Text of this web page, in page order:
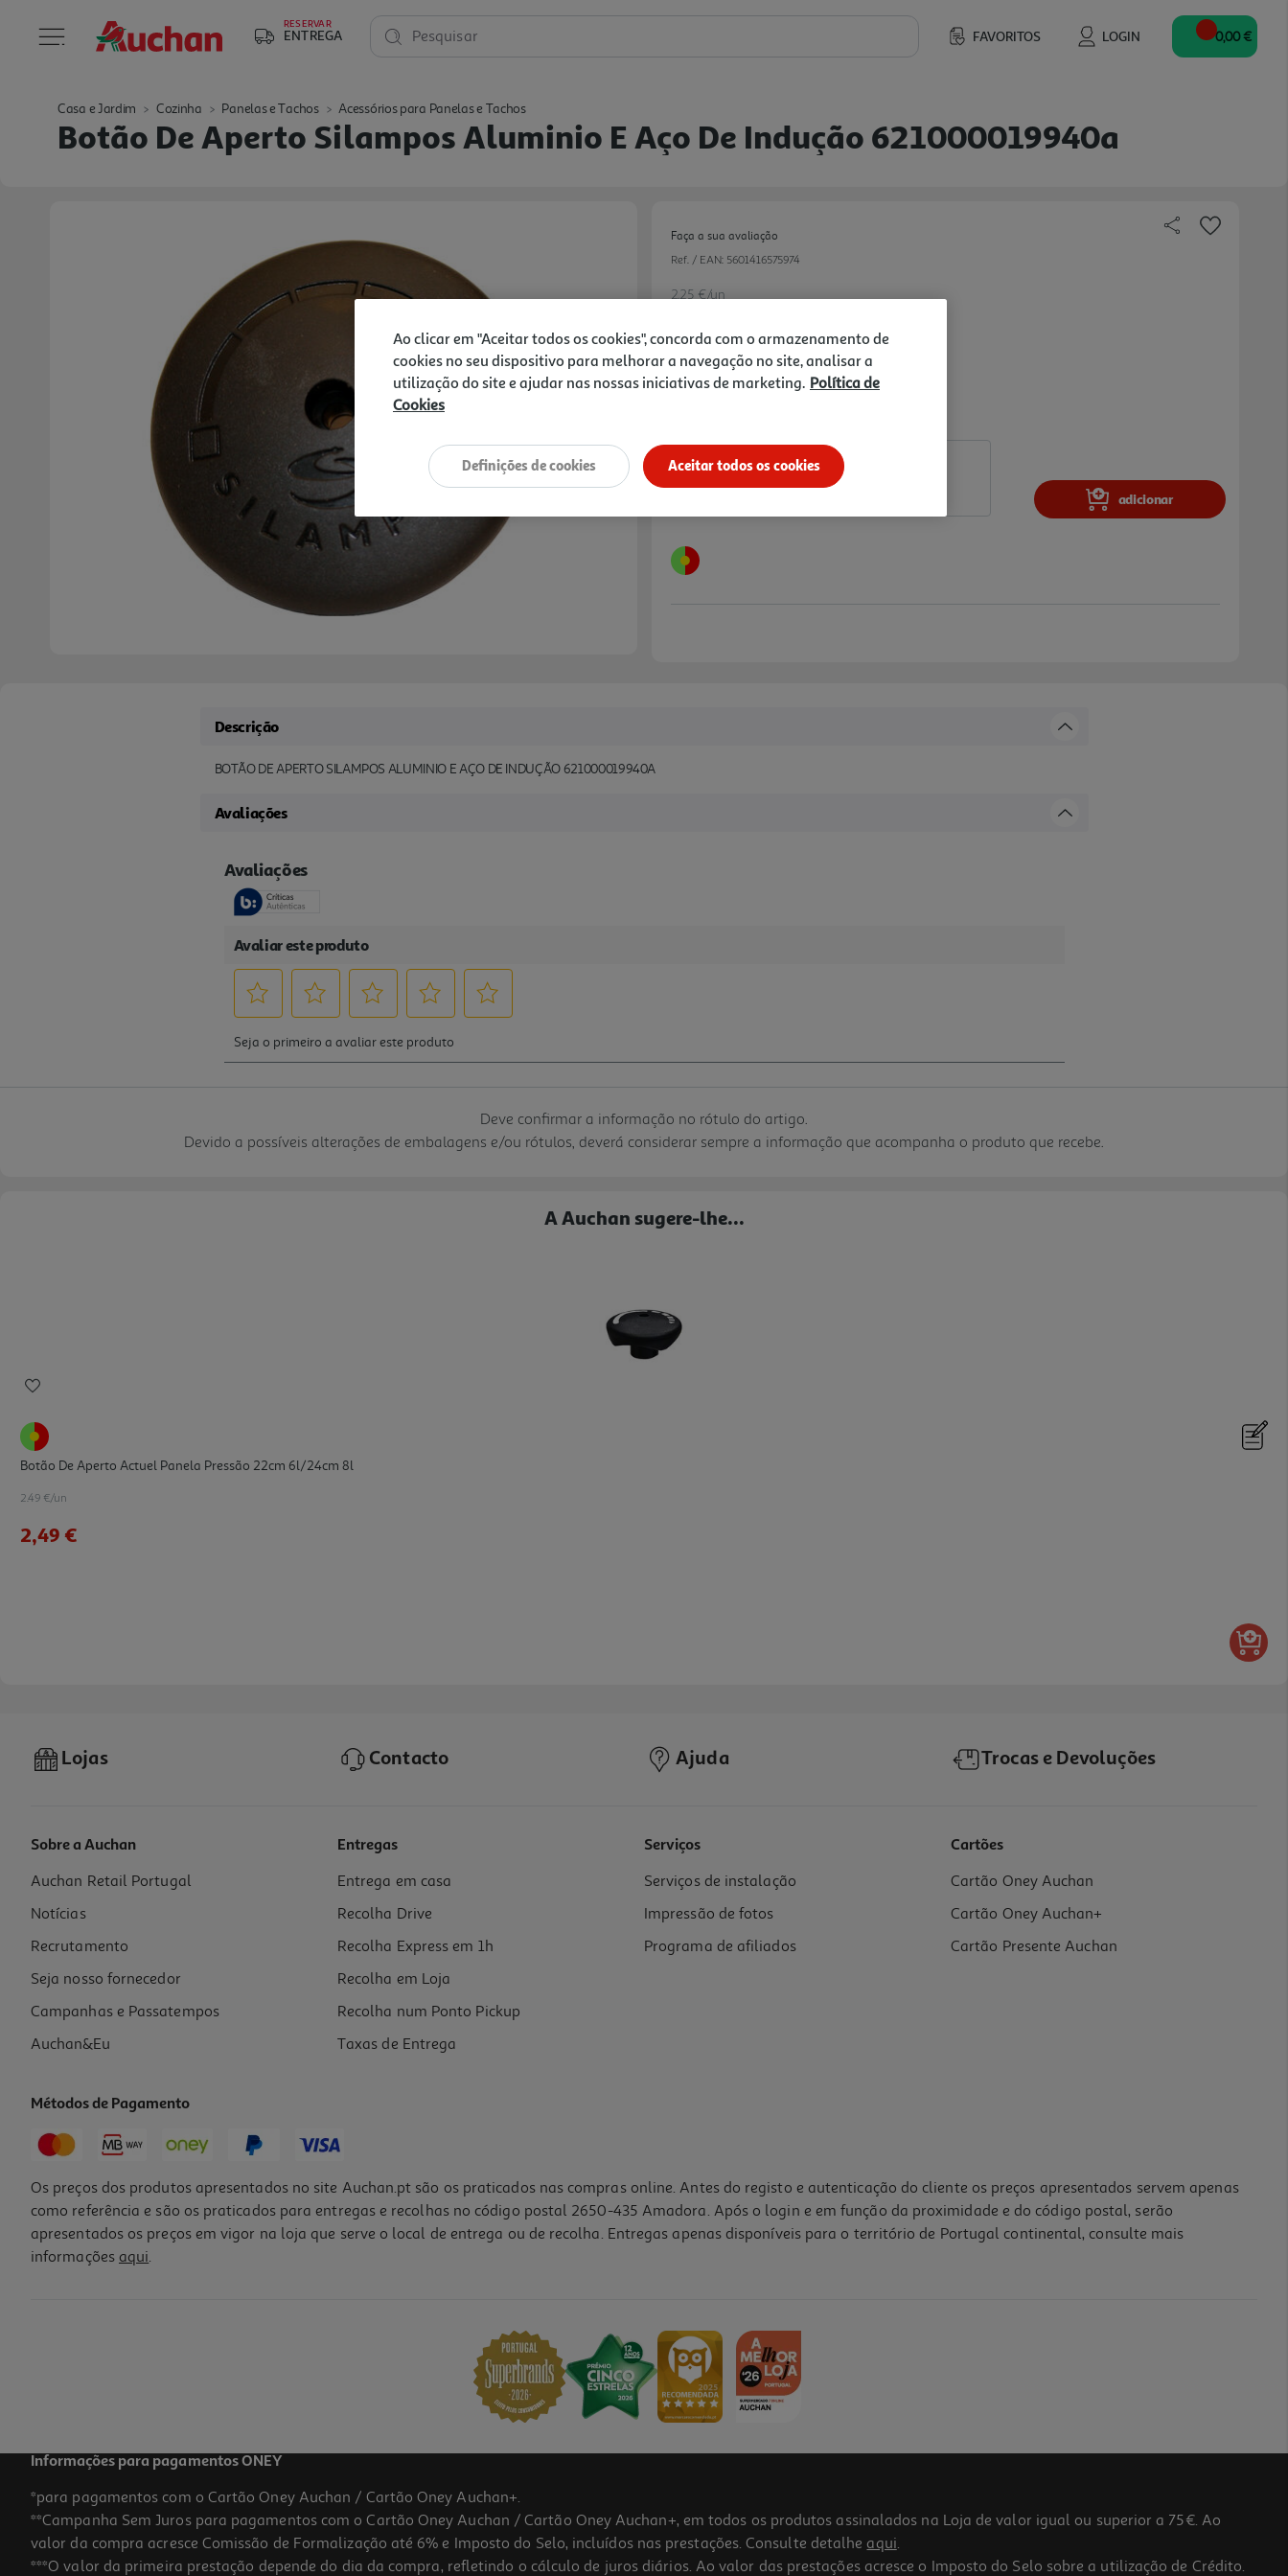
RESERVAR
ENTREGA FAVORITOS LOGIN
Pesquisar 0,00 €
Casa e Jardim Cozinha Panelas e Tachos Acessórios para Panelas e Tachos
Botão De Aperto Silampos Aluminio E Aço De Indução 621000019940a
Faça a sua avaliação
Ref. / EAN: 5601416575974
2.25 €/un
2,25 €
adicionar
Descrição
BOTÃO DE APERTO SILAMPOS ALUMINIO E AÇO DE INDUÇÃO 621000019940A
Avaliações
Deve confirmar a informação no rótulo do artigo.
Devido a possíveis alterações de embalagens e/ou rótulos, deverá considerar sempre a informação que acompanha o produto que recebe.
A Auchan sugere-lhe...
Botão De Aperto Actuel Panela Pressão 22cm 6l/24cm 8l
2.49 €/un
2,49 €
Junta Vedação Silicone Actuel Para Panela Pressão 22cm
7.99 €/un
7,99 €
Lojas Contacto Ajuda Trocas e Devoluções
Sobre a Auchan
Auchan Retail Portugal
Notícias
Recrutamento
Seja nosso fornecedor
Campanhas e Passatempos
Auchan&Eu
Entregas
Entrega em casa
Recolha Drive
Recolha Express em 1h
Recolha em Loja
Recolha num Ponto Pickup
Taxas de Entrega
Serviços
Serviços de instalação
Impressão de fotos
Programa de afiliados
Cartões
Cartão Oney Auchan
Cartão Oney Auchan+
Cartão Presente Auchan
Métodos de Pagamento
Os preços dos produtos apresentados no site Auchan.pt são os praticados nas compras online. Antes do registo e autenticação do cliente os preços apresentados servem apenas
como referência e são os praticados para entregas e recolhas no código postal 2650-435 Amadora. Após o login e em função da proximidade e do código postal, serão
apresentados os preços em vigor na loja que serve o local de entrega ou de recolha. Entregas apenas disponíveis para o território de Portugal continental, consulte mais
informações aqui.
Informações para pagamentos ONEY
*para pagamentos com o Cartão Oney Auchan / Cartão Oney Auchan+.
**Campanha Sem Juros para pagamentos com o Cartão Oney Auchan / Cartão Oney Auchan+, em todos os produtos assinalados na Loja de valor igual ou superior a 75€. Ao
valor da compra acresce Comissão de Formalização até 6% e Imposto do Selo, incluídos nas prestações. Consulte detalhe aqui.
***O valor da primeira prestação depende do dia da compra, refletindo o cálculo de juros diários. Ao valor das prestações acresce o Imposto do Selo sobre a utilização de Crédito.
Ao clicar em "Aceitar todos os cookies", concorda com o armazenamento de
cookies no seu dispositivo para melhorar a navegação no site, analisar a
utilização do site e ajudar nas nossas iniciativas de marketing. Política de
Cookies
Aceitar todos os cookies
Definições de cookies